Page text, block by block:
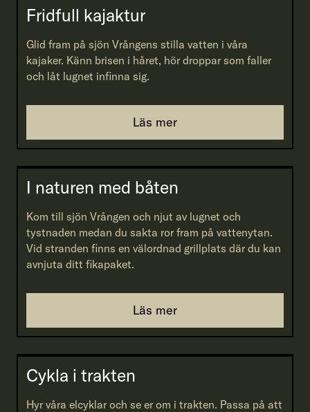
Fridfull kajaktur
Glid fram på sjön Vrångens stilla vatten i våra
kajaker. Känn brisen i håret, hör droppar som faller
och låt lugnet infinna sig.
Läs mer
I naturen med båten
Kom till sjön Vrången och njut av lugnet och
tystnaden medan du sakta ror fram på vattenytan.
Vid stranden finns en välordnad grillplats där du kan
avnjuta ditt fikapaket.
Läs mer
Cykla i trakten
Hyr våra elcyklar och se er om i trakten. Passa på att